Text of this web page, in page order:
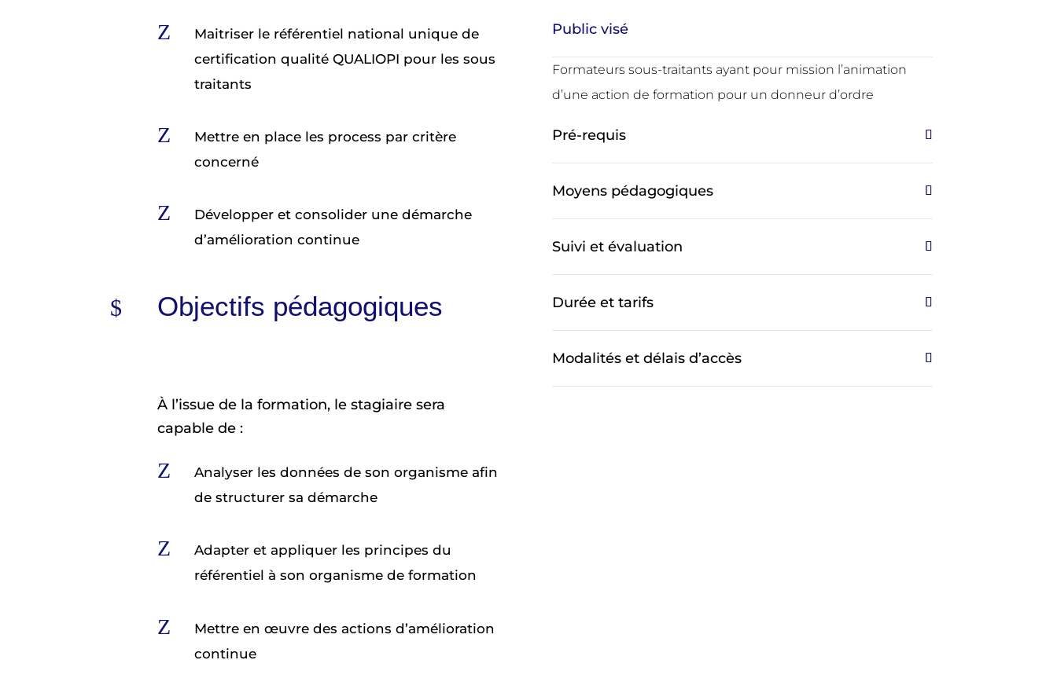
Z
Maitriser le référentiel national unique de
certification qualité QUALIOPI pour les sous
traitants
Z
Mettre en place les process par critère
concerné
Z
Développer et consolider une démarche
d’amélioration continue
Objectifs pédagogiques
À l’issue de la formation, le stagiaire sera
capable de :
Z
Analyser les données de son organisme afin
de structurer sa démarche
Z
Adapter et appliquer les principes du
référentiel à son organisme de formation
Z
Mettre en œuvre des actions d’amélioration
continue
Public visé
Formateurs sous-traitants ayant pour mission l’animation
d’une action de formation pour un donneur d’ordre
Pré-requis
Moyens pédagogiques
Suivi et évaluation
Durée et tarifs
Modalités et délais d’accès